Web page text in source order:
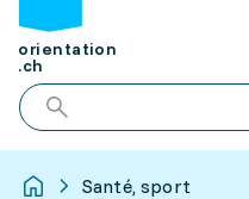
orientation
.ch
Santé, sport